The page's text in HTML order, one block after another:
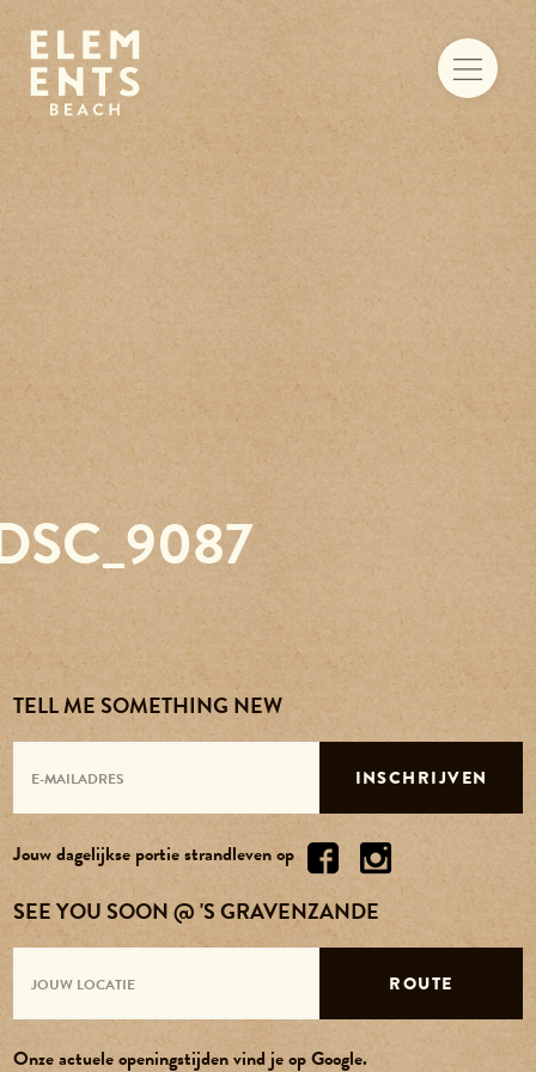
Food & drinks
Iets te vieren
Trouwen aan zee
Vergaderen
Activiteiten
Reserveren
Agenda
Contact
Over ons
Vacatures
TELL ME SOMETHING NEW
INSCHRIJVEN
Jouw dagelijkse portie strandleven op
SEE YOU SOON @ 'S GRAVENZANDE
ROUTE
Onze actuele openingstijden vind je op Google.